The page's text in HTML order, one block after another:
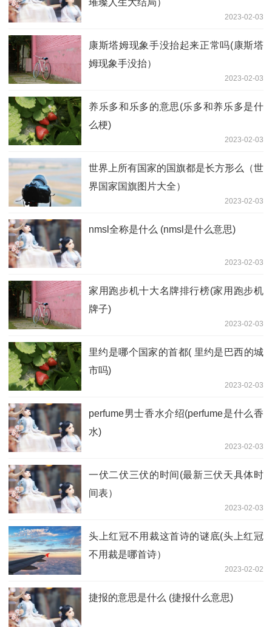
2023-02-03
康斯塔姆现象手没抬起来正常吗(康斯塔
姆现象手没抬）
2023-02-03
养乐多和乐多的意思(乐多和养乐多是什
么梗)
2023-02-03
世界上所有国家的国旗都是长方形么（世
界国家国旗图片大全）
2023-02-03
nmsl全称是什么 (nmsl是什么意思)
2023-02-03
家用跑步机十大名牌排行榜(家用跑步机
牌子)
2023-02-03
里约是哪个国家的首都( 里约是巴西的城
市吗)
2023-02-03
perfume男士香水介绍(perfume是什么香
水)
2023-02-03
一伏二伏三伏的时间(最新三伏天具体时
间表）
2023-02-03
头上红冠不用裁这首诗的谜底(头上红冠
不用裁是哪首诗）
2023-02-02
捷报的意思是什么 (捷报什么意思)